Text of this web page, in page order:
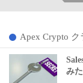
Apex Crypto
みた